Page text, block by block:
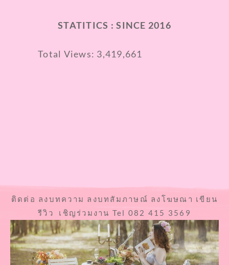
STATITICS : SINCE 2016
Total Views: 3,419,661
ติดต่อ ลงบทความ ลงบทสัมภาษณ์ ลงโฆษณา เขียน
รีวิว เชิญร่วมงาน Tel 082 415 3569